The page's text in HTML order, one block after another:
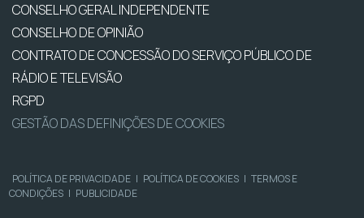
CONSELHO GERAL INDEPENDENTE
CONSELHO DE OPINIÃO
CONTRATO DE CONCESSÃO DO SERVIÇO PÚBLICO DE
RÁDIO E TELEVISÃO
RGPD
GESTÃO DAS DEFINIÇÕES DE COOKIES
POLÍTICA DE PRIVACIDADE | POLÍTICA DE COOKIES | TERMOS E
CONDIÇÕES | PUBLICIDADE